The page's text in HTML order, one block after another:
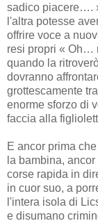
sadico piacere….
l'altra potesse
offrire voce a
resi propri « Oh…
quando la
dovranno
grottescamente
enorme sforzo di
faccia alla
E ancor prima
la bambina,
corse rapida in
in cuor suo, a
l'intera isola di
e disumano